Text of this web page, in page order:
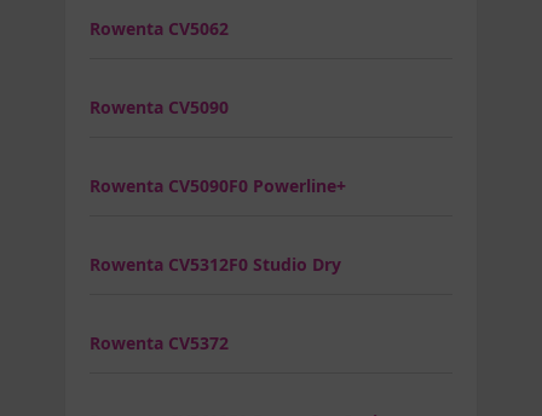
Rowenta CV5062
Rowenta CV5090
Rowenta CV5090F0 Powerline+
Rowenta CV5312F0 Studio Dry
Rowenta CV5372